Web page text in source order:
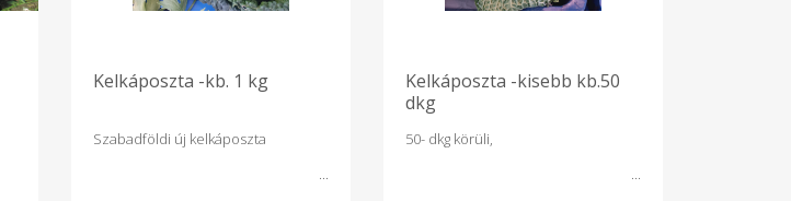
Kelkáposzta -kb. 1 kg
Szabadföldi új kelkáposzta
Kelkáposzta -kisebb kb.50
dkg
50- dkg körüli,